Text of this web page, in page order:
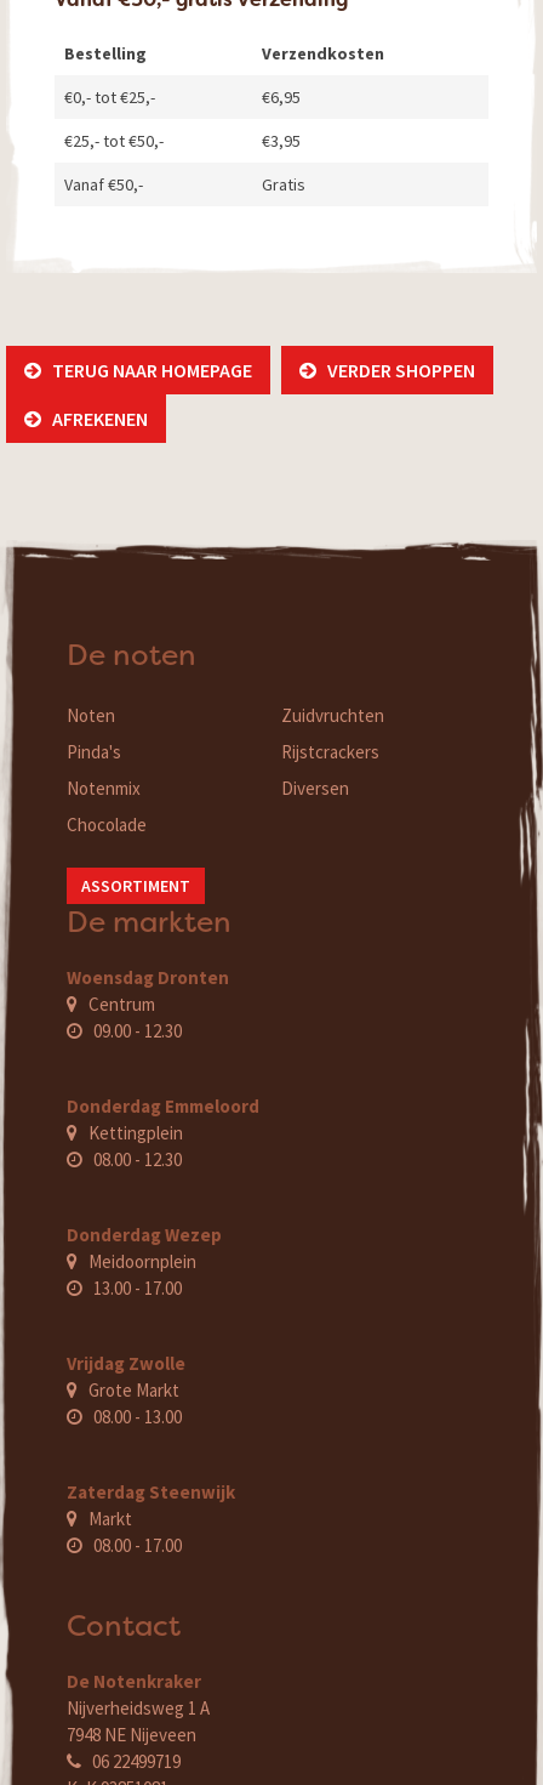
Bestelling
Verzendkosten
€0,- tot €25,-
€6,95
€25,- tot €50,-
€3,95
Vanaf €50,-
Gratis
TERUG NAAR HOMEPAGE
VERDER SHOPPEN
AFREKENEN
De noten
Noten
Pinda's
Notenmix
Chocolade
Zuidvruchten
Rijstcrackers
Diversen
ASSORTIMENT
De markten
Woensdag Dronten
Centrum
09.00 - 12.30
Donderdag Emmeloord
Kettingplein
08.00 - 12.30
Donderdag Wezep
Meidoornplein
13.00 - 17.00
Vrijdag Zwolle
Grote Markt
08.00 - 13.00
Zaterdag Steenwijk
Markt
08.00 - 17.00
Contact
De Notenkraker
Nijverheidsweg 1 A
7948 NE Nijeveen
06 22499719